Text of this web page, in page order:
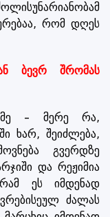
რომ დღეს
ბევრ შრომას
– მერე რა,
ხარ, შეიძლება,
გვერდზე
და რეჟიმია
ეს იმდენად
ძალას